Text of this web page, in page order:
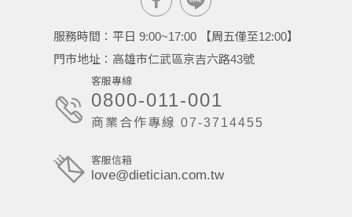
服務時間：平日 9:00~17:00 【周五僅至12:00】
門市地址：高雄市仁武區京吉六路43號
客服專線
0800-011-001
商業合作專線 07-3714455
客服信箱
love@dietician.com.tw